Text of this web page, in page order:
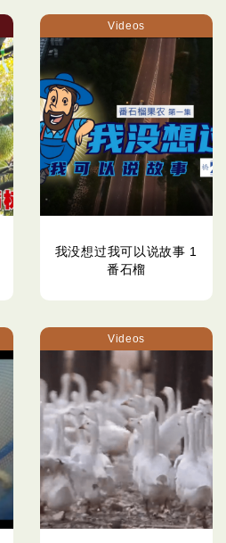
Videos
我没想过我可以说故事 1
番石榴
Videos